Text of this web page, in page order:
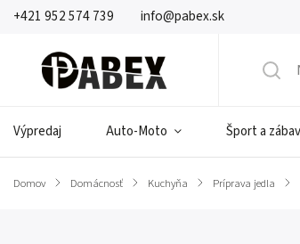
+421 952 574 739 info@pabex.sk
Výpredaj Auto-Moto Šport a
Domov / Domácnosť / Kuchyňa / Príprava jedla /